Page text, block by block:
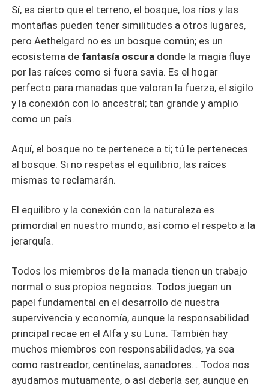
decidir si aceptar el lazo que los une o permitir que las
sombras del coliseo los devoren para siempre. Dos
linajes proscritos. Un vínculo inquebrantable. Una guerra
que apenas comienza.
Sí, es cierto que el terreno, el bosque, los ríos y las
montañas pueden tener similitudes a otros lugares,
pero Aethelgard no es un bosque común; es un
ecosistema de fantasía oscura donde la magia fluye
por las raíces como si fuera savia. Es el hogar
perfecto para manadas que valoran la fuerza, el sigilo
y la conexión con lo ancestral; tan grande y amplio
como un país.
Aquí, el bosque no te pertenece a ti; tú le perteneces
al bosque. Si no respetas el equilibrio, las raíces
mismas te reclamarán.
El equilibro y la conexión con la naturaleza es
primordial en nuestro mundo, así como el respeto a la
jerarquía.
Todos los miembros de la manada tienen un trabajo
normal o sus propios negocios. Todos juegan un
papel fundamental en el desarrollo de nuestra
supervivencia y economía, aunque la responsabilidad
principal recae en el Alfa y su Luna. También hay
muchos miembros con responsabilidades, ya sea
como rastreador, centinelas, sanadores… Todos nos
ayudamos mutuamente, o así debería ser, aunque en